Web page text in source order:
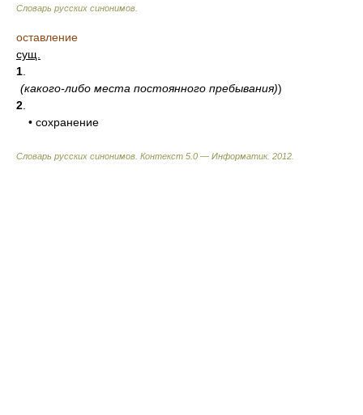
Словарь русских синонимов
оставление
сущ.
1
(какого-либо места постоянного пребывания))
2
• сохранение
Словарь русских синонимов. Контекст 5.0 — Информатик. 2012